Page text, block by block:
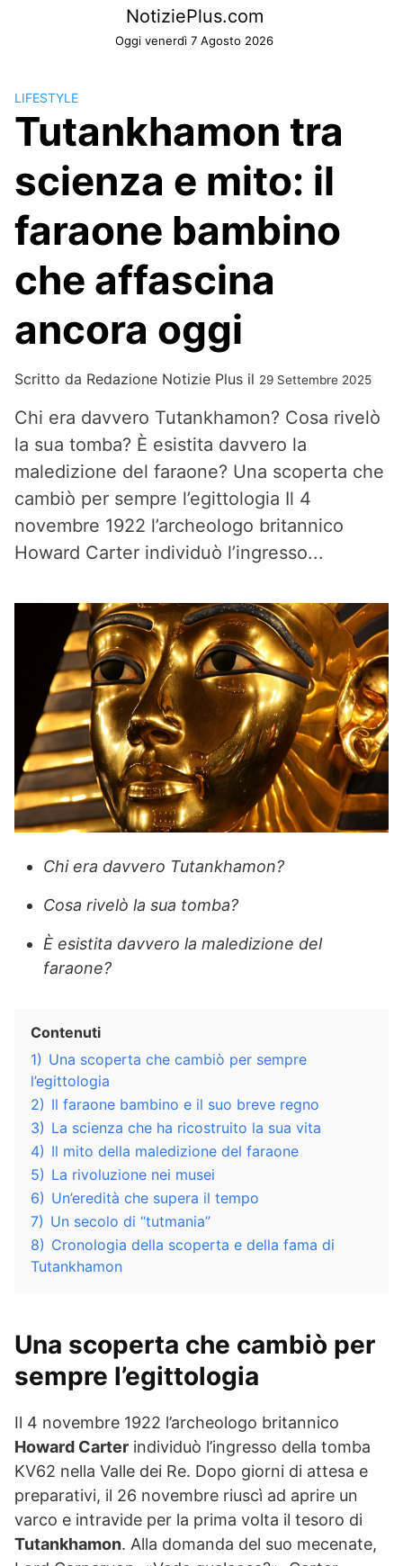
NotiziePlus.com
Oggi venerdì 7 Agosto 2026
LIFESTYLE
Tutankhamon tra
scienza e mito: il
faraone bambino
che affascina
ancora oggi
Scritto da Redazione Notizie Plus il 29 Settembre 2025
Chi era davvero Tutankhamon? Cosa rivelò
la sua tomba? È esistita davvero la
maledizione del faraone? Una scoperta che
cambiò per sempre l’egittologia Il 4
novembre 1922 l’archeologo britannico
Howard Carter individuò l’ingresso...
Chi era davvero Tutankhamon?
Cosa rivelò la sua tomba?
È esistita davvero la maledizione del
faraone?
Contenuti
1) Una scoperta che cambiò per sempre
l’egittologia
2) Il faraone bambino e il suo breve regno
3) La scienza che ha ricostruito la sua vita
4) Il mito della maledizione del faraone
5) La rivoluzione nei musei
6) Un’eredità che supera il tempo
7) Un secolo di “tutmania”
8) Cronologia della scoperta e della fama di
Tutankhamon
Una scoperta che cambiò per
sempre l’egittologia
Il 4 novembre 1922 l’archeologo britannico
Howard Carter individuò l’ingresso della tomba
KV62 nella Valle dei Re. Dopo giorni di attesa e
preparativi, il 26 novembre riuscì ad aprire un
varco e intravide per la prima volta il tesoro di
Tutankhamon. Alla domanda del suo mecenate,